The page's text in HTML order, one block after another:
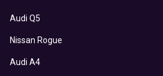
Audi Q5
Nissan Rogue
Audi A4